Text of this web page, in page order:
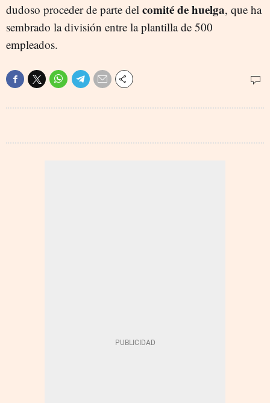
dudoso proceder de parte del comité de huelga, que ha
sembrado la división entre la plantilla de 500
empleados.